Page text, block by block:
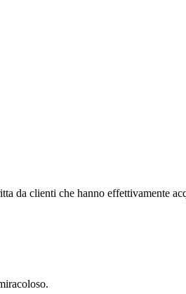
da clienti che hanno effettivamente